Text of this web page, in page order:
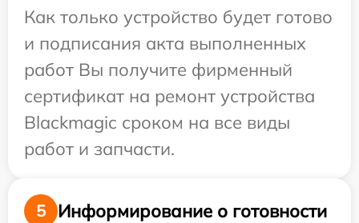
Как только устройство будет готово
и подписания акта выполненных
работ Вы получите фирменный
сертификат на ремонт устройства
Blackmagic сроком на все виды
работ и запчасти.
5
Информирование о готовности